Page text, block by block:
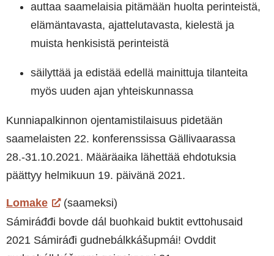
auttaa saamelaisia pitämään huolta perinteistä,
elämäntavasta, ajattelutavasta, kielestä ja
muista henkisistä perinteistä
säilyttää ja edistää edellä mainittuja tilanteita
myös uuden ajan yhteiskunnassa
Kunniapalkinnon ojentamistilaisuus pidetään
saamelaisten 22. konferenssissa Gällivaarassa
28.-31.10.2021. Määräaika lähettää ehdotuksia
päättyy helmikuun 19. päivänä 2021.
Lomake
(saameksi)
Sámiráđđi bovde dál buohkaid buktit evttohusaid
2021 Sámiráđi gudnebálkkášupmái! Ovddit